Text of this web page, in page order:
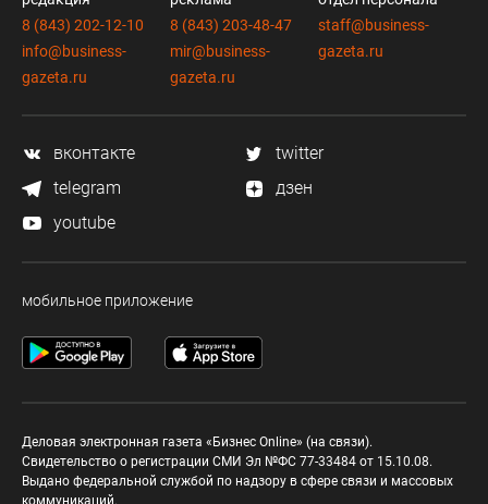
8 (843) 202-12-10
info@business-
gazeta.ru
8 (843) 203-48-47
mir@business-
gazeta.ru
staff@business-
gazeta.ru
вконтакте
twitter
telegram
дзен
youtube
мобильное приложение
Деловая электронная газета «Бизнес Online» (на связи).
Свидетельство о регистрации СМИ Эл №ФС 77-33484 от 15.10.08.
Выдано федеральной службой по надзору в сфере связи и массовых
коммуникаций.